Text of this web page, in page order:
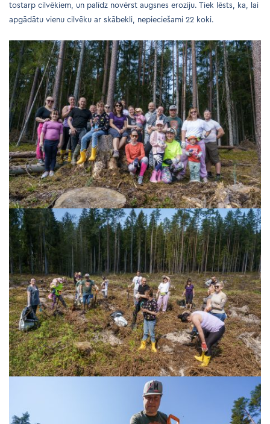
tostarp cilvēkiem, un palīdz novērst augsnes eroziju. Tiek lēsts, ka, lai
apgādātu vienu cilvēku ar skābekli, nepieciešami 22 koki.